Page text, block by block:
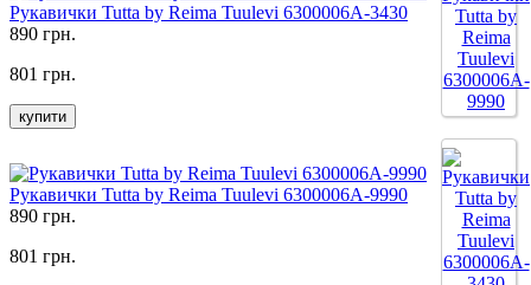
Рукавички Tutta by Reima Tuulevi 6300006A-3430
890 грн.
801 грн.
купити
Рукавички Tutta by Reima Tuulevi 6300006A-9990
890 грн.
801 грн.